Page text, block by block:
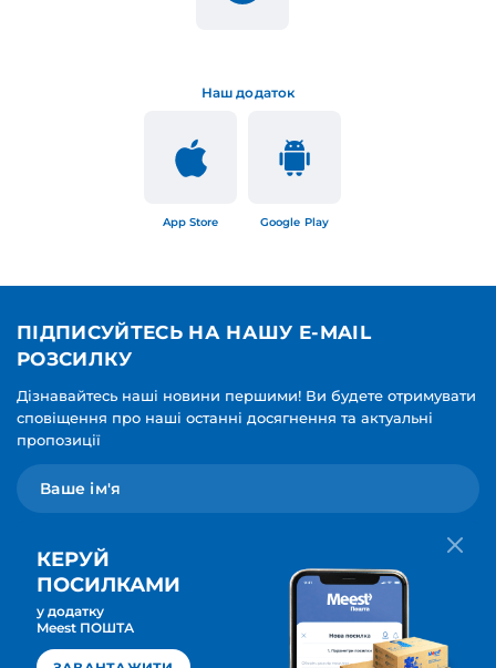
Наш додаток
App Store Google Play
ПІДПИСУЙТЕСЬ НА НАШУ E-MAIL
РОЗСИЛКУ
Дізнавайтесь наші новини першими! Ви будете отримувати
сповіщення про наші останні досягнення та актуальні
пропозиції
Мова для вашої розсилки
Українська
ПІДПИСАТИСЯ
КЕРУЙ
ПОСИЛКАМИ
у додатку
Meest ПОШТА